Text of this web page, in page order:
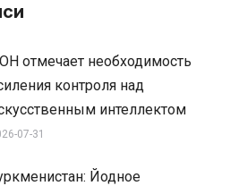
отмечает необходимость
контроля над
интеллектом
07-31
Йодное